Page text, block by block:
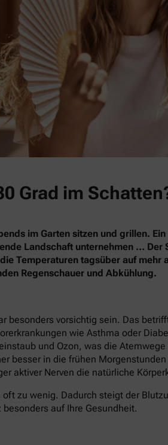
Grad im
im Garten sitzen und grillen.
Landschaft unternehmen …
Temperaturen tagsüber auf
Regenschauer und Abkühlung.
besonders vorsichtig sein. Das
wie Asthma oder
und Ozon, was die
besser in die frühen
aktiver Nerven die natürliche
zu wenig. Dadurch steigt der
auf Ihre Gesundheit.